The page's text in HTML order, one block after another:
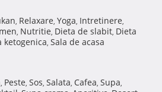
, Relaxare, Yoga, Intretinere,
, Nutritie, Dieta de slabit, Dieta
ketogenica, Sala de acasa
, Peste, Sos, Salata, Cafea, Supa,